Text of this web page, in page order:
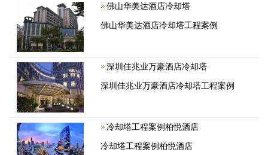
佛山华美达酒店冷却塔
佛山华美达酒店冷却塔工程案例
深圳佳兆业万豪酒店冷却塔
深圳佳兆业万豪酒店冷却塔工程案例
冷却塔工程案例柏悦酒店
冷却塔工程案例柏悦酒店